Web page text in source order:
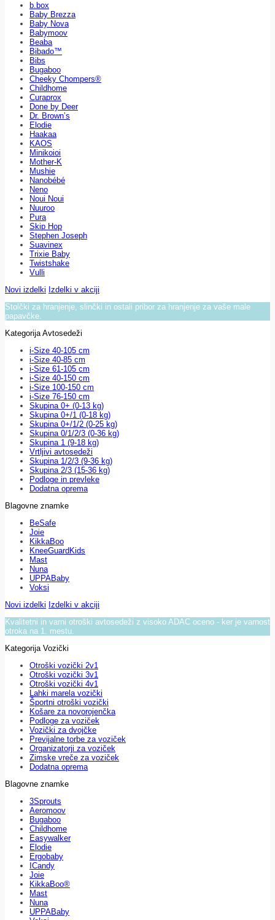
b.box
Baby Brezza
Baby Nova
Babymoov
Beaba
Bibado™
Bibs
Bugaboo
Cheeky Chompers®
Childhome
Curaprox
Done by Deer
Dr. Brown’s
Elodie
Haakaa
KAOS
Minikoioi
Mother-K
Mushie
Nanobébé
Neno
Noui Noui
Nuuroo
Pura
Skip Hop
Stephen Joseph
Suavinex
Trixie Baby
Twistshake
Vulli
Novi izdelki Izdelki v akciji
Stolčki za hranjenje, slinčki in ostali pribor za hranjenje za vaše male
papavčke.
Kategorija Avtosedeži
i-Size 40-105 cm
i-Size 40-85 cm
i-Size 61-105 cm
i-Size 40-150 cm
i-Size 100-150 cm
i-Size 76-150 cm
Skupina 0+ (0-13 kg)
Skupina 0+/1 (0-18 kg)
Skupina 0+/1/2 (0-25 kg)
Skupina 0/1/2/3 (0-36 kg)
Skupina 1 (9-18 kg)
Vrtljivi avtosedeži
Skupina 1/2/3 (9-36 kg)
Skupina 2/3 (15-36 kg)
Podloge in prevleke
Dodatna oprema
Blagovne znamke
BeSafe
Joie
KikkaBoo
KneeGuardKids
Mast
Nuna
UPPABaby
Voksi
Novi izdelki Izdelki v akciji
Kvalitetni in varni otroški avtosedeži z visoko ADAC oceno - ker je varnost
otroka na 1. mestu.
Kategorija Vozički
Otroški vozički 2v1
Otroški vozički 3v1
Otroški vozički 4v1
Lahki marela vozički
Športni otroški vozički
Košare za novorojenčka
Podloge za voziček
Vozički za dvojčke
Previjalne torbe za voziček
Organizatorji za voziček
Zimske vreče za voziček
Dodatna oprema
Blagovne znamke
3Sprouts
Aeromoov
Bugaboo
Childhome
Easywalker
Elodie
Ergobaby
ICandy
Joie
KikkaBoo®
Mast
Nuna
UPPABaby